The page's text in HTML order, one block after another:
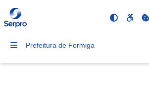
Prefeitura de Formiga